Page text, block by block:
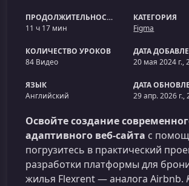
ПРОДОЛЖИТЕЛЬНОСТЬ
11 ч 17 мин
КАТЕГОРИЯ
Figma
КОЛИЧЕСТВО УРОКОВ
84 Видео
ДАТА
20 мая 2024 г.,
ЯЗЫК
Английский
ДАТА
29 апр. 2026 г.,
Освойте создание
адаптивного веб‑сайта с
погрузитесь в практический
разработки платформы для
жилья Flexrent — аналога Airbnb.